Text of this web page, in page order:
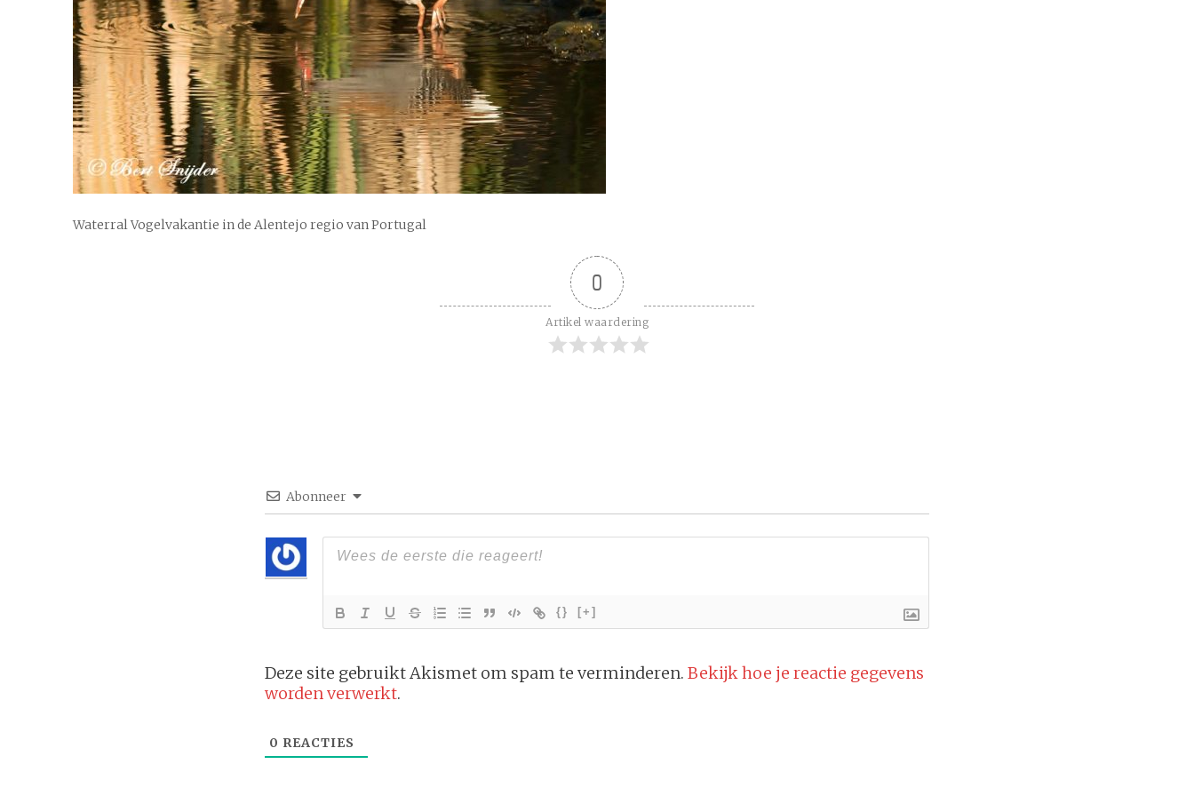
Waterral Vogelvakantie in de Alentejo regio van Portugal
0
Artikel waardering
Abonneer
{} [+]
Deze site gebruikt Akismet om spam te verminderen. Bekijk hoe je reactie gegevens
worden verwerkt.
0 REACTIES